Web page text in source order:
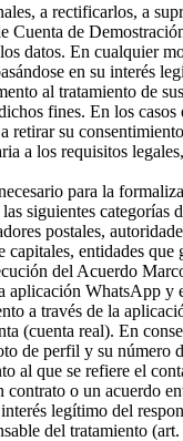
a rectificarlos, a
de
datos. En cualquier
en su interés
al tratamiento de
fines. En los
retirar su
a los requisitos
para la
siguientes
postales,
entidades
del Acuerdo
aplicación WhatsApp
a través de la
(cuenta real). En
de perfil y su número
al que se refiere el
contrato o un acuerdo
legítimo del
del tratamiento